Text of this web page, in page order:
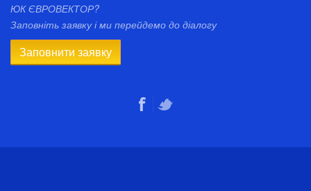
ЮК ЄВРОВЕКТОР?
Заповніть заявку і ми перейдемо до діалогу
Заповнити заявку